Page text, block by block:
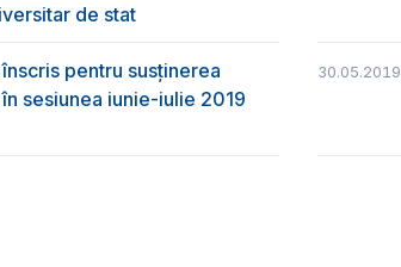
de stat
pentru susţinerea
sesiunea iunie-iulie 2019
30.05.2019